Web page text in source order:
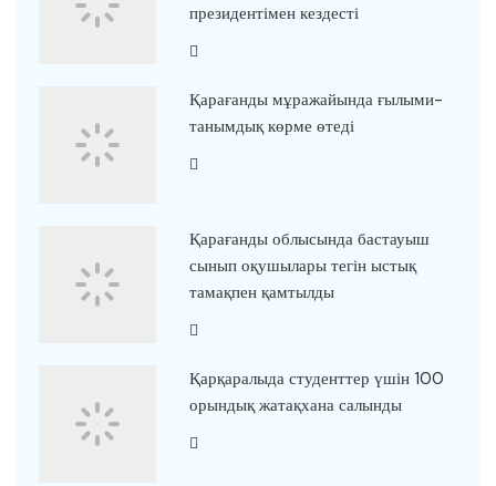
президентімен кездесті
Қарағанды мұражайында ғылыми-
танымдық көрме өтеді
Қарағанды облысында бастауыш
сынып оқушылары тегін ыстық
тамақпен қамтылды
Қарқаралыда студенттер үшін 100
орындық жатақхана салынды